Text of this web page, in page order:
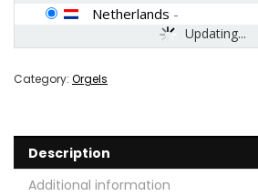
Updating...
Netherlands -
Category: Orgels
Description
Additional information